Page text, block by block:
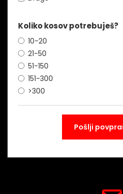
Koliko kosov potrebuješ?
10-20
21-50
51-150
151-300
>300